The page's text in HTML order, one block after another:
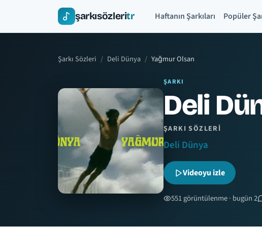
şarkısözleritr Haftanın Şarkıları Popüler
Şarkı Sözleri Deli Dünya Yağmur Olsan
ŞARKI
Deli
ŞARKI SÖZLERI
Deli Dünya
Videoyu izle
551 görüntülenme · bugün 2